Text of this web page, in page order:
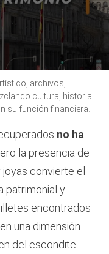
archivos,
cultura, historia
su función financiera.
no ha
la presencia de
joyas convierte el
patrimonial y
encontrados
una dimensión
del escondite.